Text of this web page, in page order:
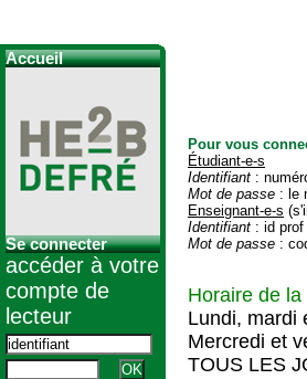
Pour vous
Étudiant-e-s
Identifiant :
Mot de passe : le
Enseignant-e-s
Identifiant : id prof
Mot de passe :
Horaire de
Lundi, mardi
Mercredi et
TOUS LES
Accueil
Se connecter
accéder à votre
compte de
lecteur